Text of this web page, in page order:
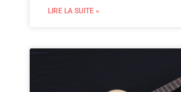
LIRE LA SUITE »